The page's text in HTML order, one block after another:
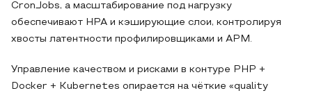
CronJobs, а масштабирование под нагрузку
обеспечивают HPA и кэширующие слои, контролируя
хвосты латентности профилировщиками и APM.
Управление качеством и рисками в контуре PHP +
Docker + Kubernetes опирается на чёткие «quality